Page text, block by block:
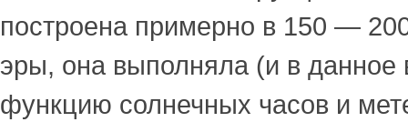
построена примерно в 150 —
эры, она выполняла (и в данное
функцию солнечных часов и